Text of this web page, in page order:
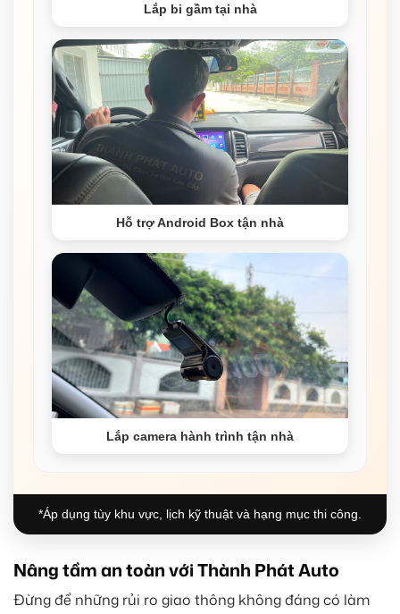
Lắp bi gầm tại nhà
Hỗ trợ Android Box tận nhà
Lắp camera hành trình tận nhà
*Áp dụng tùy khu vực, lịch kỹ thuật và hạng mục thi công.
Nâng tầm an toàn với Thành Phát Auto
Đừng để những rủi ro giao thông không đáng có làm